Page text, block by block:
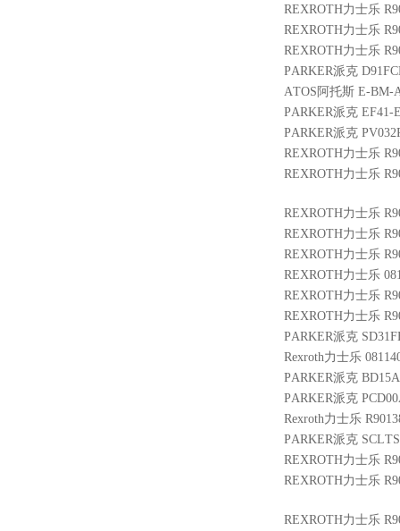
REXROTH力士乐
REXROTH力士乐
REXROTH力士乐
PARKER派克
ATOS阿托斯 E-BM-
PARKER派克 EF41-
PARKER派克
REXROTH力士乐
REXROTH力士乐
REXROTH力士乐
REXROTH力士乐
REXROTH力士乐
REXROTH力士乐
REXROTH力士乐
REXROTH力士乐
PARKER派克
Rexroth力士乐
PARKER派克
PARKER派克
Rexroth力士乐
PARKER派克
REXROTH力士乐
REXROTH力士乐
REXROTH力士乐